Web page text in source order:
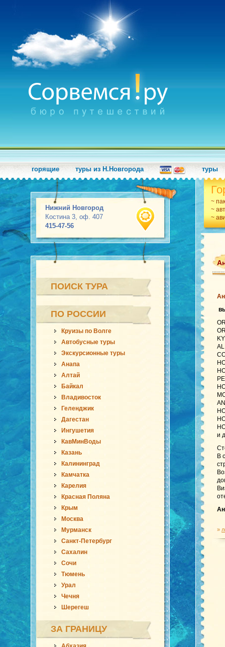
горящие туры из Н.Новгорода туры
Нижний Новгород
Костина 3, оф. 407
415-47-56
~
~
~
ПОИСК ТУРА
ПО РОССИИ
Круизы по Волге
Автобусные туры
Экскурсионные туры
Анапа
Алтай
Байкал
Владивосток
Геленджик
Дагестан
Ингушетия
КавМинВоды
Казань
Калининград
Камчатка
Карелия
Красная Поляна
Крым
Москва
Мурманск
Санкт-Петербург
Сахалин
Сочи
Тюмень
Урал
Чечня
Шерегеш
ЗА ГРАНИЦУ
и
В
»